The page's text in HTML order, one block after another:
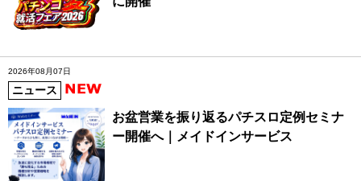
2026年08月07日
ニュース
お盆営業を振り返るパチスロ定例セミナ
ー開催へ｜メイドインサービス